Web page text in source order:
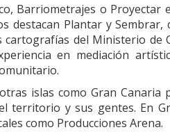
Barriometrajes o Proyectar
destacan Plantar y Sembrar,
del Ministerio de
en mediación
islas como Gran
territorio y sus gentes. En
como Producciones Arena.